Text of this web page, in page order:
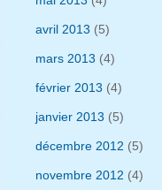
avril 2013 (5)
mars 2013 (4)
février 2013 (4)
janvier 2013 (5)
décembre 2012 (5)
novembre 2012 (4)